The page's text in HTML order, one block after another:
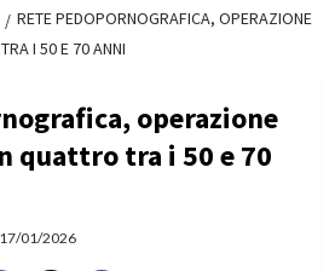
RETE PEDOPORNOGRAFICA, OPERAZIONE
I 50 E 70 ANNI
operazione
quattro tra i 50 e 70
17/01/2026